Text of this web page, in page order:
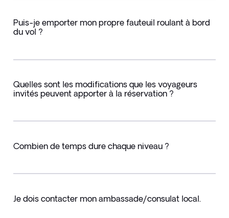
Puis-je emporter mon propre fauteuil roulant à bord
du vol ?
Quelles sont les modifications que les voyageurs
invités peuvent apporter à la réservation ?
Combien de temps dure chaque niveau ?
Je dois contacter mon ambassade/consulat local.